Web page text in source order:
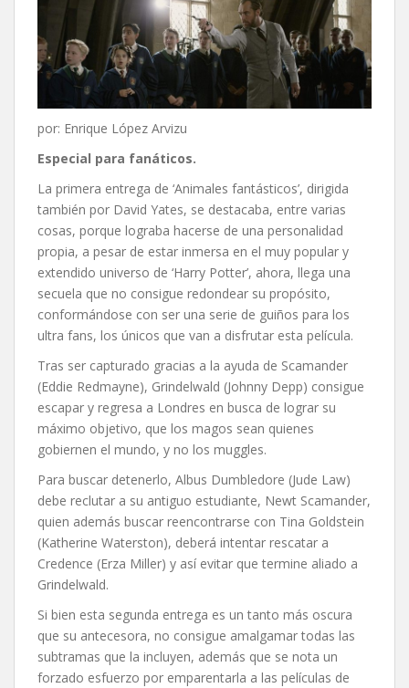
por: Enrique López Arvizu
Especial para fanáticos.
La primera entrega de ‘Animales fantásticos’, dirigida
también por David Yates, se destacaba, entre varias
cosas, porque lograba hacerse de una personalidad
propia, a pesar de estar inmersa en el muy popular y
extendido universo de ‘Harry Potter’, ahora, llega una
secuela que no consigue redondear su propósito,
conformándose con ser una serie de guiños para los
ultra fans, los únicos que van a disfrutar esta película.
Tras ser capturado gracias a la ayuda de Scamander
(Eddie Redmayne), Grindelwald (Johnny Depp) consigue
escapar y regresa a Londres en busca de lograr su
máximo objetivo, que los magos sean quienes
gobiernen el mundo, y no los muggles.
Para buscar detenerlo, Albus Dumbledore (Jude Law)
debe reclutar a su antiguo estudiante, Newt Scamander,
quien además buscar reencontrarse con Tina Goldstein
(Katherine Waterston), deberá intentar rescatar a
Credence (Erza Miller) y así evitar que termine aliado a
Grindelwald.
Si bien esta segunda entrega es un tanto más oscura
que su antecesora, no consigue amalgamar todas las
subtramas que la incluyen, además que se nota un
forzado esfuerzo por emparentarla a las películas de